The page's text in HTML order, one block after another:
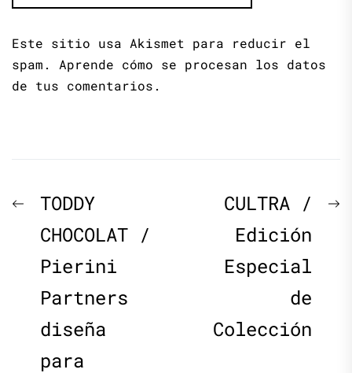
Este sitio usa Akismet para reducir el
spam. Aprende cómo se procesan los datos
de tus comentarios.
Navegación
de
entradas
Previous
post:
TODDY
CHOCOLAT /
Pierini
Partners
diseña
para
CULTRA /
Edición
Especial
de
Colección